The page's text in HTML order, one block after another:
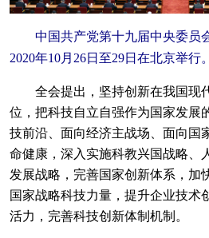
中国共产党第十九届中央委员
2020年10月26日至29日在北京举行
全会提出，坚持创新在我国现
位，把科技自立自强作为国家发展
技前沿、面向经济主战场、面向国
命健康，深入实施科教兴国战略、
发展战略，完善国家创新体系，加
国家战略科技力量，提升企业技术
活力，完善科技创新体制机制。